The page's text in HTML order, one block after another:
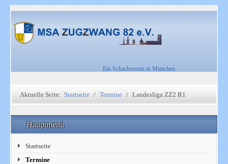
Ein Schachverein in München
Aktuelle Seite: Startseite Termine Landesliga ZZ2 R1
Hauptmenü
Startseite
Termine